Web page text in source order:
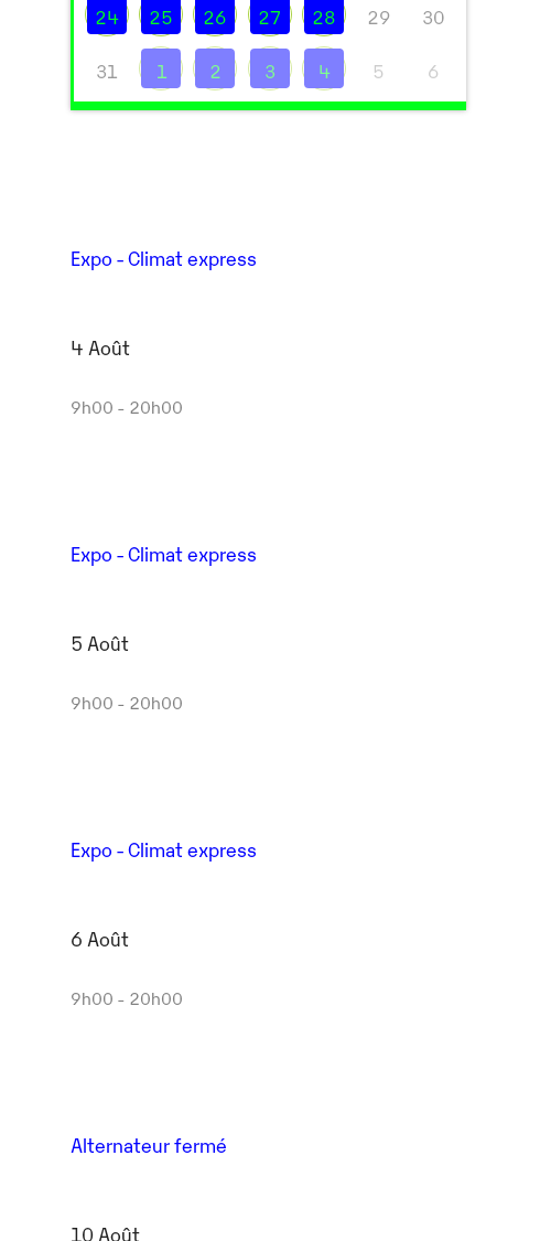
Outlook Live
24 25 26 27 28 29 30
31 1 2 3 4 5 6
Expo - Climat express
4 Août
9h00 - 20h00
Expo - Climat express
5 Août
9h00 - 20h00
Expo - Climat express
6 Août
9h00 - 20h00
Alternateur fermé
10 Août